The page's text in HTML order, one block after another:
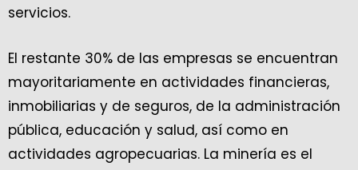
servicios.
El restante 30% de las empresas se encuentran
mayoritariamente en actividades financieras,
inmobiliarias y de seguros, de la administración
pública, educación y salud, así como en
actividades agropecuarias. La minería es el